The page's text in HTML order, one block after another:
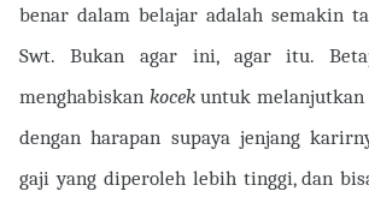
benar dalam belajar adalah semakin
Swt. Bukan agar ini, agar itu.
menghabiskan kocekuntuk melanjutkan
dengan harapan supaya jenjang
gaji yang diperoleh lebih tinggi, dan